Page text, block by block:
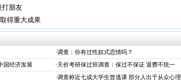
打朋友
得重大成果
·调查：你有过性奴式恋情吗？
国经济发展 ·天价考研保过班调查：保过不保证 退费不统一
·调查称近七成大学生曾逃课 部分人出于从众心理